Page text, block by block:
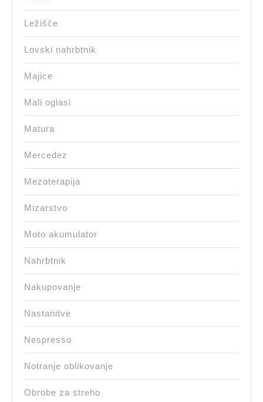
Ležišče
Lovski nahrbtnik
Majice
Mali oglasi
Matura
Mercedez
Mezoterapija
Mizarstvo
Moto akumulator
Nahrbtnik
Nakupovanje
Nastanitve
Nespresso
Notranje oblikovanje
Obrobe za streho